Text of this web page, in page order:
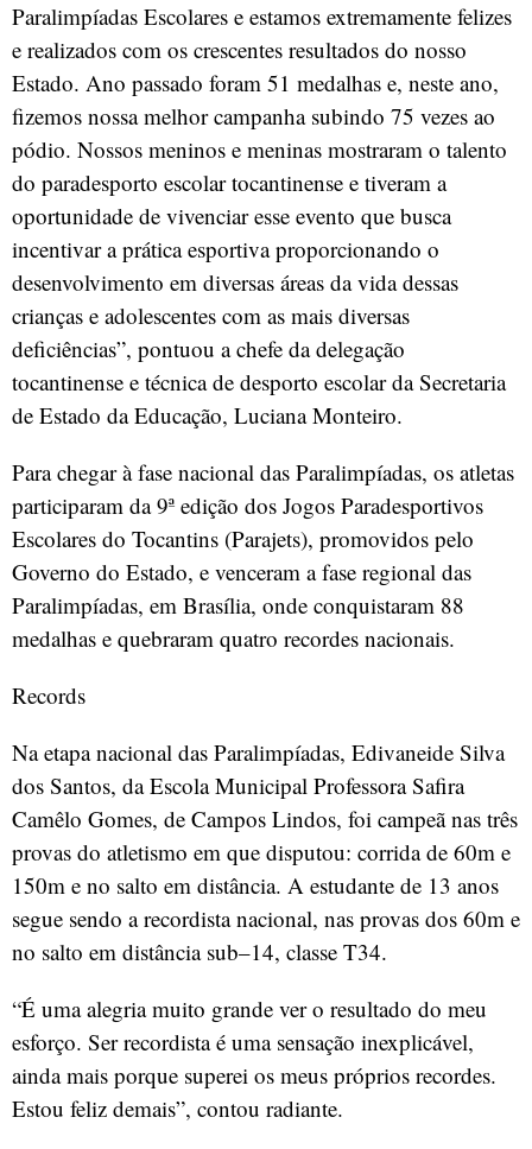
Paralimpíadas Escolares e estamos extremamente felizes
e realizados com os crescentes resultados do nosso
Estado. Ano passado foram 51 medalhas e, neste ano,
fizemos nossa melhor campanha subindo 75 vezes ao
pódio. Nossos meninos e meninas mostraram o talento
do paradesporto escolar tocantinense e tiveram a
oportunidade de vivenciar esse evento que busca
incentivar a prática esportiva proporcionando o
desenvolvimento em diversas áreas da vida dessas
crianças e adolescentes com as mais diversas
deficiências”, pontuou a chefe da delegação
tocantinense e técnica de desporto escolar da Secretaria
de Estado da Educação, Luciana Monteiro.
Para chegar à fase nacional das Paralimpíadas, os atletas
participaram da 9ª edição dos Jogos Paradesportivos
Escolares do Tocantins (Parajets), promovidos pelo
Governo do Estado, e venceram a fase regional das
Paralimpíadas, em Brasília, onde conquistaram 88
medalhas e quebraram quatro recordes nacionais.
Records
Na etapa nacional das Paralimpíadas, Edivaneide Silva
dos Santos, da Escola Municipal Professora Safira
Camêlo Gomes, de Campos Lindos, foi campeã nas três
provas do atletismo em que disputou: corrida de 60m e
150m e no salto em distância. A estudante de 13 anos
segue sendo a recordista nacional, nas provas dos 60m e
no salto em distância sub–14, classe T34.
“É uma alegria muito grande ver o resultado do meu
esforço. Ser recordista é uma sensação inexplicável,
ainda mais porque superei os meus próprios recordes.
Estou feliz demais”, contou radiante.